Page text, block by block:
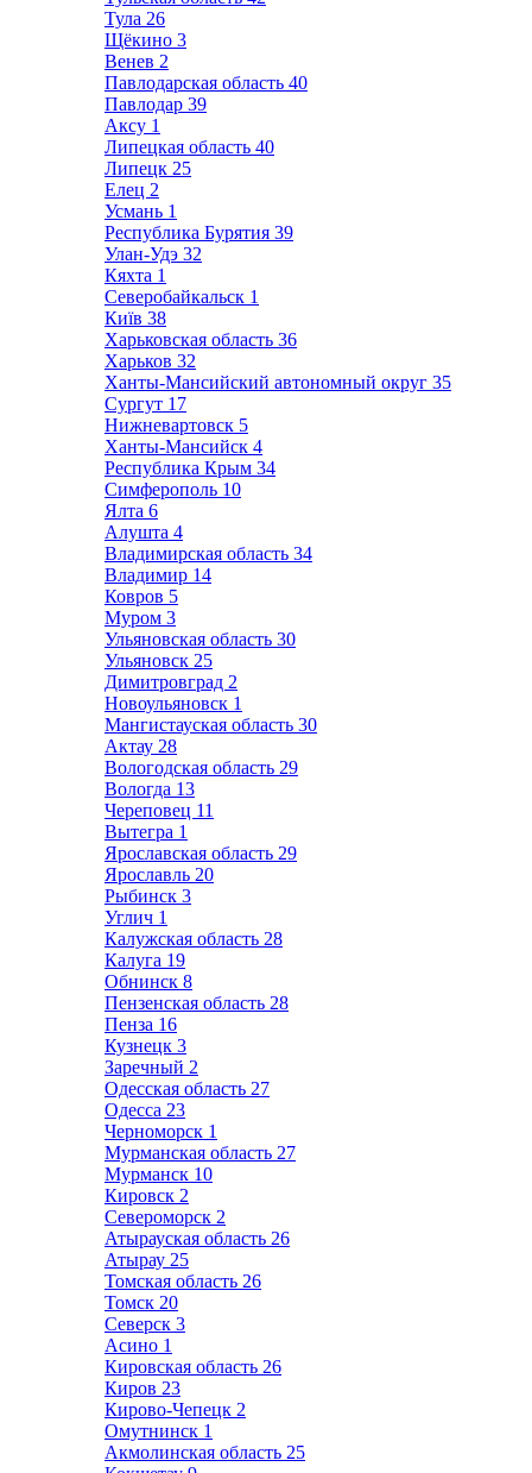
Тула 26
Щёкино 3
Венев 2
Павлодарская область 40
Павлодар 39
Аксу 1
Липецкая область 40
Липецк 25
Елец 2
Усмань 1
Республика Бурятия 39
Улан-Удэ 32
Кяхта 1
Северобайкальск 1
Київ 38
Харьковская область 36
Харьков 32
Ханты-Мансийский автономный округ 35
Сургут 17
Нижневартовск 5
Ханты-Мансийск 4
Республика Крым 34
Симферополь 10
Ялта 6
Алушта 4
Владимирская область 34
Владимир 14
Ковров 5
Муром 3
Ульяновская область 30
Ульяновск 25
Димитровград 2
Новоульяновск 1
Мангистауская область 30
Актау 28
Вологодская область 29
Вологда 13
Череповец 11
Вытегра 1
Ярославская область 29
Ярославль 20
Рыбинск 3
Углич 1
Калужская область 28
Калуга 19
Обнинск 8
Пензенская область 28
Пенза 16
Кузнецк 3
Заречный 2
Одесская область 27
Одесса 23
Черноморск 1
Мурманская область 27
Мурманск 10
Кировск 2
Североморск 2
Атырауская область 26
Атырау 25
Томская область 26
Томск 20
Северск 3
Асино 1
Кировская область 26
Киров 23
Кирово-Чепецк 2
Омутнинск 1
Акмолинская область 25